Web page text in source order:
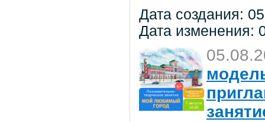
Дата создания:
Дата изменения: